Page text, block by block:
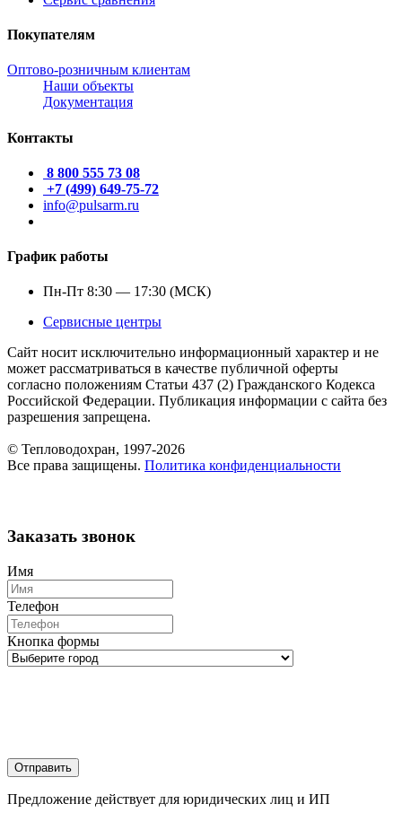
Покупателям
Оптово-розничным клиентам
Наши объекты
Документация
Контакты
8 800 555 73 08
+7 (499) 649-75-72
info@pulsarm.ru
График работы
Пн-Пт 8:30 — 17:30 (МСК)
Сервисные центры
Сайт носит исключительно информационный характер и не
может рассматриваться в качестве публичной оферты
согласно положениям Статьи 437 (2) Гражданского Кодекса
Российской Федерации. Публикация информации с сайта без
разрешения запрещена.
© Тепловодохран, 1997-2026
Все права защищены. Политика конфиденциальности
Заказать звонок
Имя
Телефон
Кнопка формы
Отправить
Предложение действует для юридических лиц и ИП